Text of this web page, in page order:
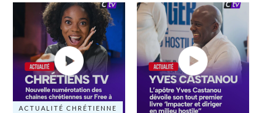
ACTUALITÉ CHRÉTIENNE